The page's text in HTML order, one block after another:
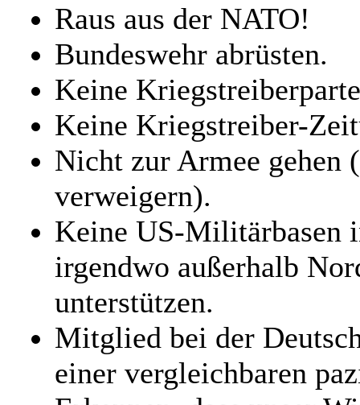
Raus aus der NATO!
Bundeswehr abrüsten.
Keine
Keine Kriegstreiber-
Nicht zur Armee gehen
verweigern).
Keine US-Militärbasen
irgendwo außerhalb
unterstützen.
Mitglied bei der
einer vergleichbaren